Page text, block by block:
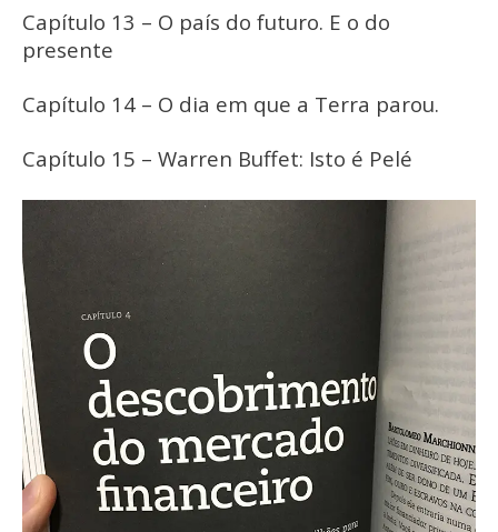
Capítulo 13 – O país do futuro. E o do
presente
Capítulo 14 – O dia em que a Terra parou.
Capítulo 15 – Warren Buffet: Isto é Pelé